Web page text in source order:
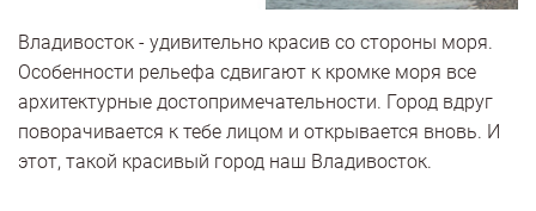
Владивосток - удивительно красив со стороны моря.
Особенности рельефа сдвигают к кромке моря все
архитектурные достопримечательности. Город вдруг
поворачивается к тебе лицом и открывается вновь. И
этот, такой красивый город наш Владивосток.